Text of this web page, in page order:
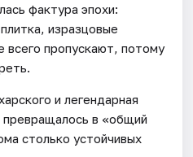
фактура эпохи:
изразцовые
пропускают, потому
и легендарная
превращалось в «общий
столько устойчивых